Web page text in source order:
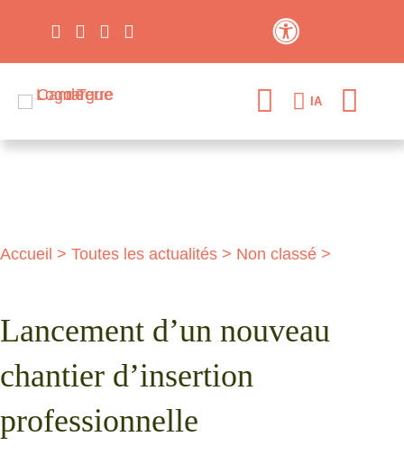
IA
Accueil > Toutes les actualités > Non classé >
Lancement d’un nouveau
chantier d’insertion
professionnelle